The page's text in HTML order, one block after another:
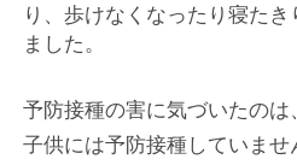
り、歩けなくなったり寝た
ました。
予防接種の害に気づいたの
子供には予防接種していませ